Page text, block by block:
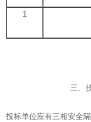
1
三、
投标单位应有三相安全